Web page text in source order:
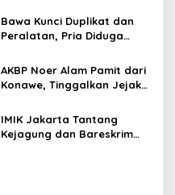
Barisan
Bawa Kunci Duplikat dan
Peralatan, Pria Diduga
Indosat Diamankan
AKBP Noer Alam Pamit dari
Konawe, Tinggalkan Jejak
Mendalam di Hati
Masyarakat
IMIK Jakarta Tantang
Kejagung dan Bareskrim